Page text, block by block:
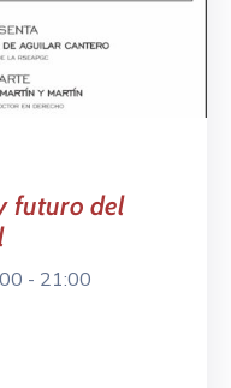
futuro del
- 21:00